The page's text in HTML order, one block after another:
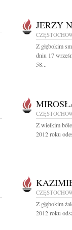
JERZY
Z głębokim
dniu 17
58...
Z wielkim
2012 roku
Z głębokim
2012 roku